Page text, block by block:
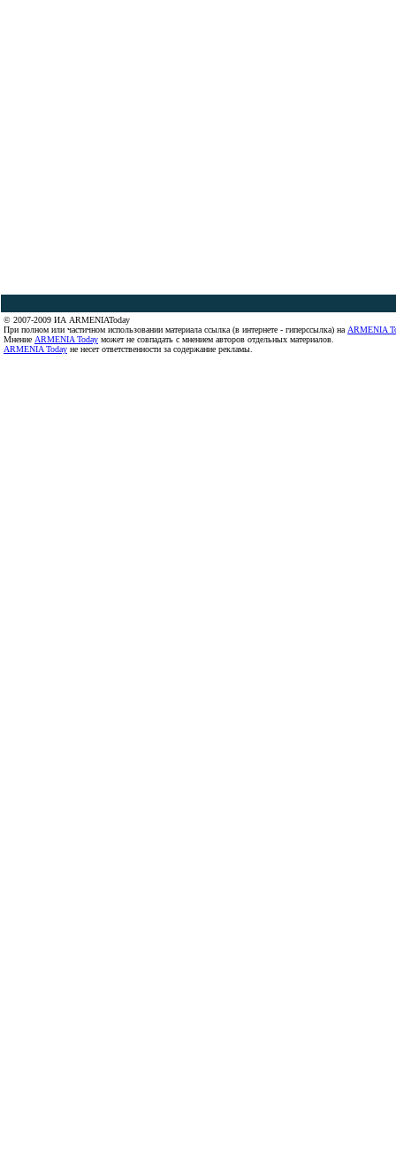
© 2007-2009 ИА ARMENIAToday
При полном или частичном использовании материала ссылка (в интернете - гиперссылка) на ARMENIA
Мнение ARMENIA Today может не совпадать с мнением авторов отдельных материалов.
ARMENIA Today не несет ответственности за содержание рекламы.